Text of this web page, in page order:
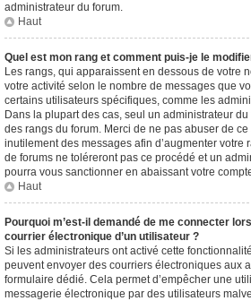
administrateur du forum.
Haut
Quel est mon rang et comment puis-je le
Les rangs, qui apparaissent en dessous de votre
votre activité selon le nombre de messages que
certains utilisateurs spécifiques, comme les
Dans la plupart des cas, seul un administrateur
des rangs du forum. Merci de ne pas abuser de
inutilement des messages afin d’augmenter votre
de forums ne toléreront pas ce procédé et un
pourra vous sanctionner en abaissant votre
Haut
Pourquoi m’est-il demandé de me connecter
courrier électronique d’un utilisateur ?
Si les administrateurs ont activé cette
peuvent envoyer des courriers électroniques aux
formulaire dédié. Cela permet d’empêcher une
messagerie électronique par des utilisateurs